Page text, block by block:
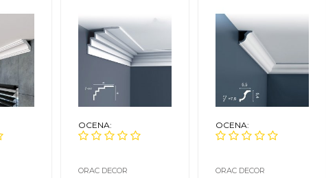
OCENA:
ORAC DECOR
OCENA:
ORAC DECOR